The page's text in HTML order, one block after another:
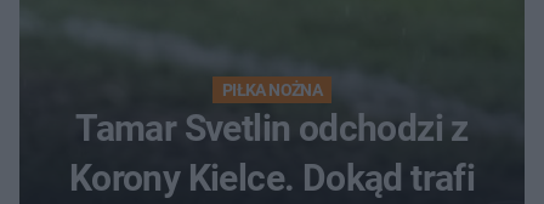
PIŁKA NOŻNA
Tamar Svetlin odchodzi z
Korony Kielce. Dokąd trafi